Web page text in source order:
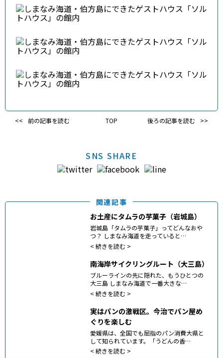
TOP
前の記事を読む 後ろの記事を読む
SNS SHARE
関連記事
お土産にタムラの芋菓子（岩城島）
岩城島「タムラの芋菓子」ってどんなおや
つ？ しまなみ海道を走っていると…
< 続きを読む >
南海岸サイクリングルート（大三島）
ブルーラインの先に隠れた、もうひとつの
大三島 しまなみ海道で一番大きな…
< 続きを読む >
実はパンの激戦区。今治でパン屋め
ぐりを楽しむ
愛媛県は、全国でも屈指のパン消費大県と
して知られています。「うどんの香…
< 続きを読む >